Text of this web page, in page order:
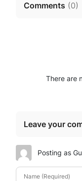
Comments (0)
There are
Leave your
Posting as
Name (Required)